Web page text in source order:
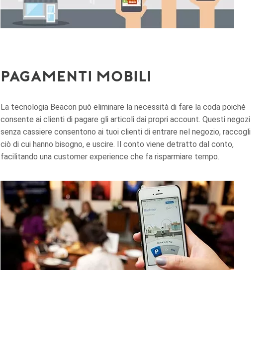
Pagamenti mobili
La tecnologia Beacon può eliminare la necessità di fare la coda poiché
consente ai clienti di pagare gli articoli dai propri account. Questi negozi
senza cassiere consentono ai tuoi clienti di entrare nel negozio, raccogli
ciò di cui hanno bisogno, e uscire. Il conto viene detratto dal conto,
facilitando una customer experience che fa risparmiare tempo.